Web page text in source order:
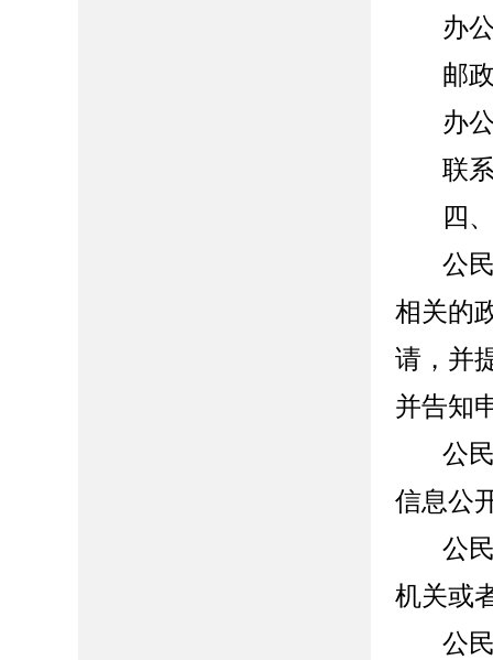
办
邮
办
联
四
公
相关的
请，并
并告知
公
信息公
公
机关或
公